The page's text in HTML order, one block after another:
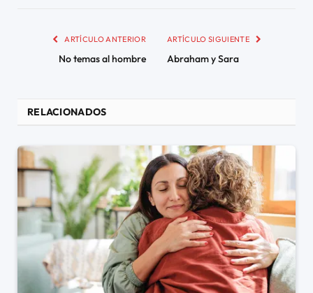
ARTÍCULO ANTERIOR
No temas al hombre
ARTÍCULO SIGUIENTE
Abraham y Sara
RELACIONADOS